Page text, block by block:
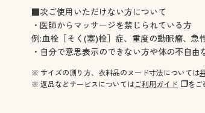
■次ご使用いただけない方について
・医師からマッサージを禁じられている方
例:血栓［そく(塞)栓］症、重度の動脈瘤、
・自分で意思表示のできない方や体の不自由
※ サイズの測り方、衣料品のヌード寸法については
※ 返品などサービスについてはご利用ガイド をご